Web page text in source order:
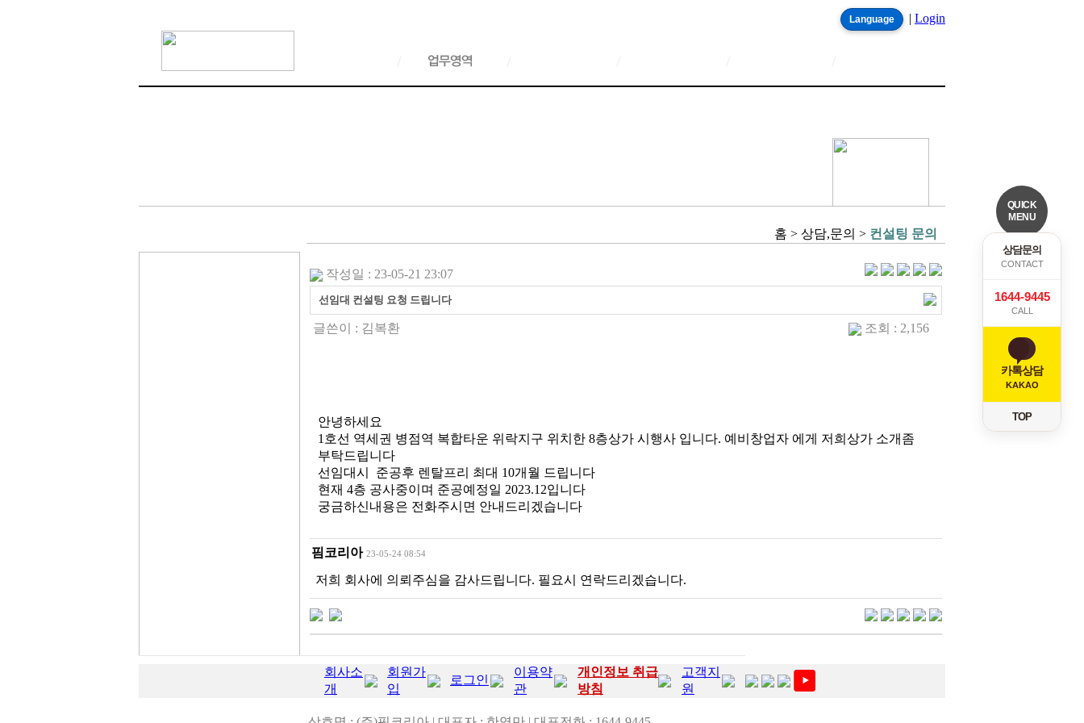
QUICK
MENU
상담문의
CONTACT
1644-9445
CALL
카톡상담
KAKAO
TOP
Language | Login
홈 > 상담,문의 > 컨설팅 문의
작성일 : 23-05-21 23:07
선임대 컨설팅 요청 드립니다
글쓴이 : 김복환 조회 : 2,156
안녕하세요
1호선 역세권 병점역 복합타운 위락지구 위치한 8층상가 시행사 입니다. 예비창업자 에게 저희상가 소개좀
부탁드립니다
선임대시 준공후 렌탈프리 최대 10개월 드립니다
현재 4층 공사중이며 준공예정일 2023.12입니다
궁금하신내용은 전화주시면 안내드리겠습니다
핌코리아 23-05-24 08:54
저희 회사에 의뢰주심을 감사드립니다. 필요시 연락드리겠습니다.
회사소
개
회원가
입
로그인
이용약
관
개인정보 취급
방침
고객지
원